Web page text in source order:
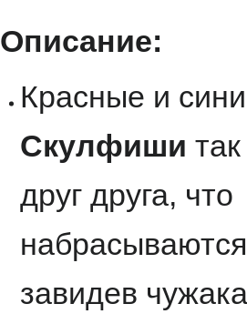
Описание:
Красные и
Скулфиши
друг друга, что
завидев